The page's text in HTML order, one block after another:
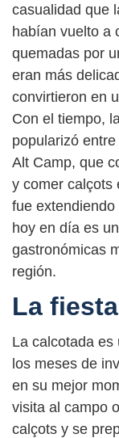
casualidad que
habían vuelto a
quemadas por
eran más
convirtieron en
Con el tiempo,
popularizó
Alt Camp, que
y comer calçots
fue
hoy en día es
gastronómicas
región.
La
La calcotada es
los meses de
en su mejor
visita al campo
calçots y se